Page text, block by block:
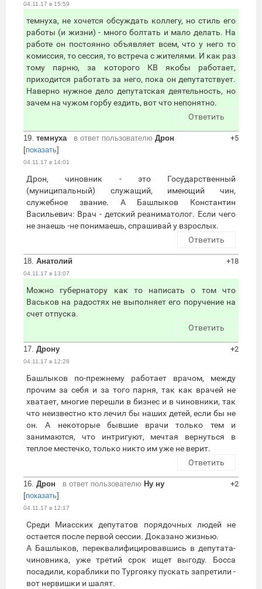
04.11.17 в 15:59
темнуха, не хочется обсуждать коллегу, но стиль его
работы (и жизни) - много болтать и мало делать. На
работе он постоянно объявляет всем, что у него то
комиссия, то сессия, то встреча с жителями. И как раз
тому парню, за которого КВ якобы работает,
приходится работать за него, пока он депутатствует.
Наверно нужное дело депутатская деятельность, но
зачем на чужом горбу ездить, вот что непонятно.
Ответить
19. темнуха в ответ пользователю Дрон
[показать]
04.11.17 в 14:01
+5
Дрон, чиновник - это Государственный
(муниципальный) служащий, имеющий чин,
служебное звание. А Башлыков Константин
Васильевич: Врач - детский реаниматолог. Если чего
не знаешь -не понимаешь, спрашивай у взрослых.
Ответить
18. Анатолий
04.11.17 в 13:07
+18
Можно губернатору как то написать о том что
Васьков на радостях не выполняет его поручение на
счет отпуска.
Ответить
17. Дрону
04.11.17 в 12:28
+2
Башлыков по-прежнему работает врачом, между
прочим за себя и за того парня, так как врачей не
хватает, многие перешли в бизнес и в чиновники, так
что неизвестно кто лечил бы наших детей, если бы не
он. А некоторые бывшие врачи только тем и
занимаются, что интригуют, мечтая вернуться в
теплое местечко, только никто им уже не верит.
Ответить
16. Дрон в ответ пользователю Ну ну
[показать]
04.11.17 в 12:17
+2
Среди Миасских депутатов порядочных людей не
остается после первой сессии. Доказано жизнью.
А Башлыков, переквалифицировавшись в депутата-
чиновника, уже третий срок ищет выгоду. Босса
посадили, кораблики по Тургояку пускать запретили -
вот нервишки и шалят.